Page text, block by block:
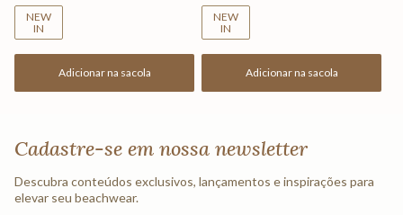
NEW
IN
Adicionar na sacola
NEW
IN
Adicionar na sacola
Cadastre-se em nossa newsletter
Descubra conteúdos exclusivos, lançamentos e inspirações para
elevar seu beachwear.